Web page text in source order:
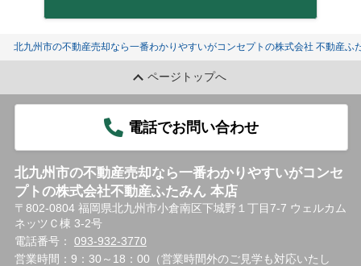
北九州市の不動産売却なら一番わかりやすいがコンセプトの株式会社 不動産ふ
ページトップへ
電話でお問い合わせ
北九州市の不動産売却なら一番わかりやすいがコンセ
プトの株式会社不動産ふたみん 本店
〒802-0804 福岡県北九州市小倉南区下城野１丁目7-7 ウェルカム
ネッツＣ棟 3-2号
電話番号： 093-932-3770
営業時間：9：30～18：00（営業時間外のご見学も対応いたし